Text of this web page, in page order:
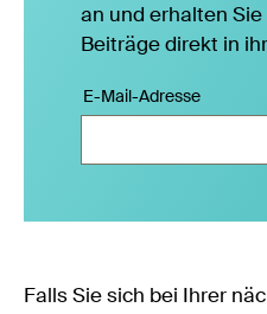
an und erhalten
Beiträge direkt in
E-Mail-Adresse
Falls Sie sich bei Ihrer